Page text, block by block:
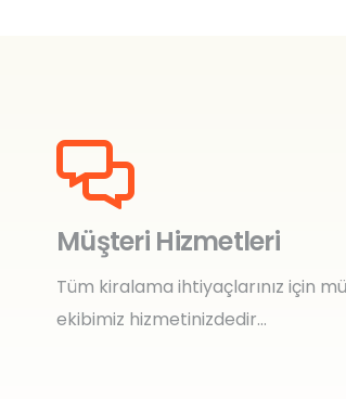
Müşteri Hizmetleri
Tüm kiralama ihtiyaçlarınız için
ekibimiz hizmetinizdedir…